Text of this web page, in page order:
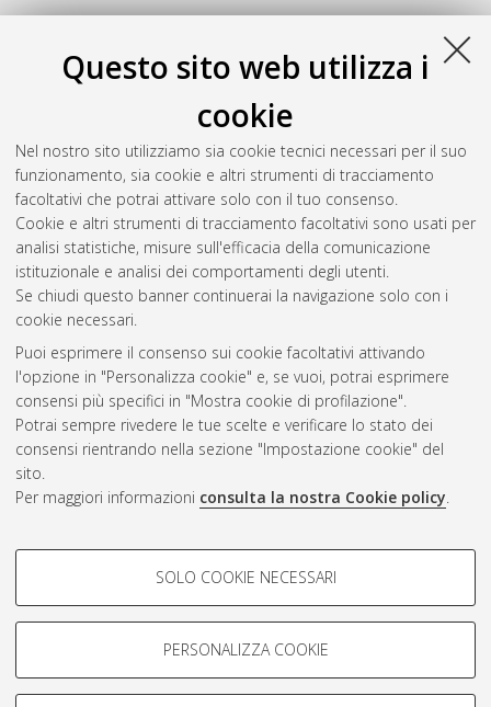
Questo sito web utilizza i
cookie
Nel nostro sito utilizziamo sia cookie tecnici necessari per il suo
funzionamento, sia cookie e altri strumenti di tracciamento
facoltativi che potrai attivare solo con il tuo consenso.
Cookie e altri strumenti di tracciamento facoltativi sono usati per
analisi statistiche, misure sull'efficacia della comunicazione
istituzionale e analisi dei comportamenti degli utenti.
Se chiudi questo banner continuerai la navigazione solo con i
cookie necessari.
Puoi esprimere il consenso sui cookie facoltativi attivando
l'opzione in "Personalizza cookie" e, se vuoi, potrai esprimere
consensi più specifici in "Mostra cookie di profilazione".
Potrai sempre rivedere le tue scelte e verificare lo stato dei
consensi rientrando nella sezione "Impostazione cookie" del
sito.
Per maggiori informazioni consulta la nostra Cookie policy.
COOKIE DI PROFILAZIONE -
Si tratta di cookie utilizzati per analizzare le caratteristiche della
navigazione degli utenti, creare profili in base al loro comportamento
Mostra cookie di profilazione
SOLO COOKIE NECESSARI
PERSONALIZZA COOKIE
Torresi, Ira
Interpretazione di conferenza e identità
inclusivo in interpretazione simultanea.[Laurea magistrale],
Università di Bologna, Corso di Studio in Interpretazione [LM-
DM270] - Forli', Documento ad accesso riservato.
Questa lista e' stata generata ilThu Aug 6 20:39:26 2026
CEST
Atom
Rss 1.0
Rss 2.0
AMS Laurea
Impostazioni Cookie
Informativa sulla privacy
Condizioni d’uso del sito